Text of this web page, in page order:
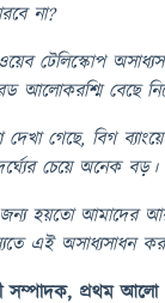
না?
টেলিস্কোপ
আলোকরশ্মি বেছে
গেছে, বিগ
চেয়ে অনেক
জন্য হয়তো
এই অসাধ্যসাধন
প্রথম আলো